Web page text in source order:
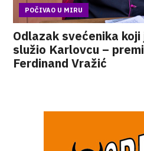
POČIVAO U MIRU
Odlazak svećenika
služio Karlovcu –
Ferdinand Vražić